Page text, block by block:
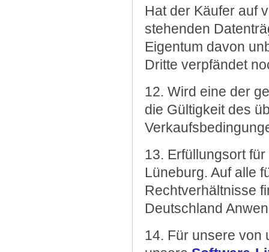
Hat der Käufer auf
stehenden
Eigentum davon
Dritte verpfändet
12. Wird eine der
die Gültigkeit des
13. Erfüllungsort
Lüneburg. Auf alle
Rechtverhältnisse
Deutschland
14. Für unsere von